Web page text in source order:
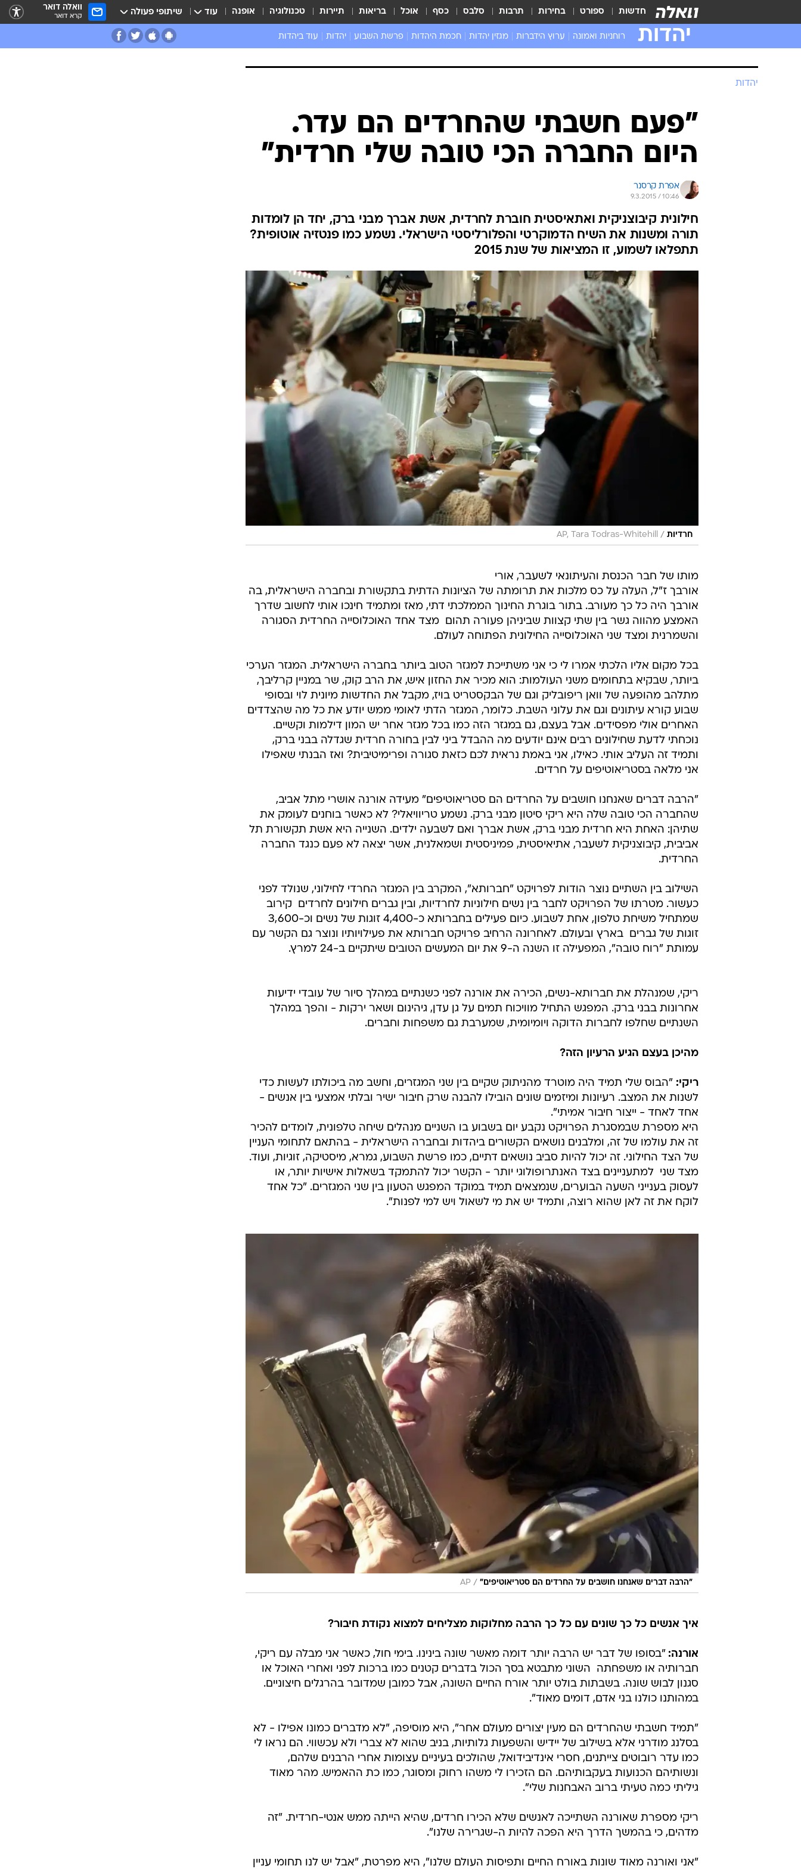
חדשות ספורט בחירות תרבות סלבס כסף אוכל בריאות תיירות טכנולוגיה אופנה עוד שיתופי פעולה וואלה דואר
קרא דואר
יהדות רוחניות ואמונה ערוץ הידברות מגזין יהדות חכמת היהדות פרשת השבוע יהדות עוד ביהדות
יהדות
"פעם חשבתי שהחרדים הם עדר.
היום החברה הכי טובה שלי חרדית"
אפרת קרסנר
9.3.2015 / 10:46
חילונית קיבוצניקית ואתאיסטית חוברת לחרדית, אשת אברך מבני ברק, יחד הן לומדות
תורה ומשנות את השיח הדמוקרטי והפלורליסטי הישראלי. נשמע כמו פנטזיה אוטופית?
תתפלאו לשמוע, זו המציאות של שנת 2015
חרדיות /
AP, Tara Todras-Whitehill
מותו של חבר הכנסת והעיתונאי לשעבר, אורי
אורבך ז"ל, העלה על כס מלכות את תרומתה של הציונות הדתית בתקשורת ובחברה הישראלית, בה
אורבך היה כל כך מעורב. בתור בוגרת החינוך הממלכתי דתי, מאז ומתמיד חינכו אותי לחשוב שדרך
האמצע מהווה גשר בין שתי קצוות שביניהן פעורה תהום  מצד אחד האוכלוסייה החרדית הסגורה
והשמרנית ומצד שני האוכלוסייה החילונית הפתוחה לעולם.
בכל מקום אליו הלכתי אמרו לי כי אני משתייכת למגזר הטוב ביותר בחברה הישראלית. המגזר הערכי
ביותר, שבקיא בתחומים משני העולמות: הוא מכיר את החזון איש, את הרב קוק, שר במניין קרליבך,
מתלהב מהופעה של וואן ריפובליק וגם של הבקסטריט בויז, מקבל את החדשות מיונית לוי ובסופי
שבוע קורא עיתונים וגם את עלוני השבת. כלומר, המגזר הדתי לאומי ממש יודע את כל מה שהצדדים
האחרים אולי מפסידים. אבל בעצם, גם במגזר הזה כמו בכל מגזר אחר יש המון דילמות וקשיים.
נוכחתי לדעת שחילונים רבים אינם יודעים מה ההבדל ביני לבין בחורה חרדית שגדלה בבני ברק,
ותמיד זה העליב אותי. כאילו, אני באמת נראית לכם כזאת סגורה ופרימיטיבית? ואז הבנתי שאפילו
אני מלאה בסטריאוטיפים על חרדים.
"הרבה דברים שאנחנו חושבים על החרדים הם סטריאוטיפים" מעידה אורנה אושרי מתל אביב,
שהחברה הכי טובה שלה היא ריקי סיטון מבני ברק. נשמע טריוויאלי? לא כאשר בוחנים לעומק את
שתיהן: האחת היא חרדית מבני ברק, אשת אברך ואם לשבעה ילדים. השנייה היא אשת תקשורת תל
אביבית, קיבוצניקית לשעבר, אתיאיסטית, פמיניסטית ושמאלנית, אשר יצאה לא פעם כנגד החברה
החרדית.
השילוב בין השתיים נוצר הודות לפרויקט "חברותא", המקרב בין המגזר החרדי לחילוני, שנולד לפני
כעשור. מטרתו של הפרויקט לחבר בין נשים חילוניות לחרדיות, ובין גברים חילונים לחרדים  קירוב
שמתחיל משיחת טלפון, אחת לשבוע. כיום פעילים בחברותא כ-4,400 זוגות של נשים וכ-3,600
זוגות של גברים  בארץ ובעולם. לאחרונה הרחיב פרויקט חברותא את פעילויותיו ונוצר גם הקשר עם
עמותת "רוח טובה", המפעילה זו השנה ה-9 את יום המעשים הטובים שיתקיים ב-24 למרץ.
ריקי, שמנהלת את חברותא-נשים, הכירה את אורנה לפני כשנתיים במהלך סיור של עובדי ידיעות
אחרונות בבני ברק. המפגש התחיל מוויכוח תמים על גן עדן, גיהינום ושאר ירקות - והפך במהלך
השנתיים שחלפו לחברות הדוקה ויומיומית, שמערבת גם משפחות וחברים.
מהיכן בעצם הגיע הרעיון הזה?
ריקי: "הבוס שלי תמיד היה מוטרד מהניתוק שקיים בין שני המגזרים, וחשב מה ביכולתו לעשות כדי
לשנות את המצב. רעיונות ומיזמים שונים הובילו להבנה שרק חיבור ישיר ובלתי אמצעי בין אנשים -
אחד לאחד - ייצור חיבור אמיתי".
היא מספרת שבמסגרת הפרויקט נקבע יום בשבוע בו השניים מנהלים שיחה טלפונית, לומדים להכיר
זה את עולמו של זה, ומלבנים נושאים הקשורים ביהדות ובחברה הישראלית - בהתאם לתחומי העניין
של הצד החילוני. זה יכול להיות סביב נושאים דתיים, כמו פרשת השבוע, גמרא, מיסטיקה, זוגיות, ועוד.
מצד שני  למתעניינים בצד האנתרופולוגי יותר - הקשר יכול להתמקד בשאלות אישיות יותר, או
לעסוק בענייני השעה הבוערים, שנמצאים תמיד במוקד המפגש הטעון בין שני המגזרים. "כל אחד
לוקח את זה לאן שהוא רוצה, ותמיד יש את מי לשאול ויש למי לפנות".
"הרבה דברים שאנחנו חושבים על החרדים הם סטריאוטיפים" /
AP
איך אנשים כל כך שונים עם כל כך הרבה מחלוקות מצליחים למצוא נקודת חיבור?
אורנה: "בסופו של דבר יש הרבה יותר דומה מאשר שונה בינינו. בימי חול, כאשר אני מבלה עם ריקי,
חברותיה או משפחתה  השוני מתבטא בסך הכול בדברים קטנים כמו ברכות לפני ואחרי האוכל או
סגנון לבוש שונה. בשבתות בולט יותר אורח החיים השונה, אבל כמובן שמדובר בהרגלים חיצוניים.
במהותנו כולנו בני אדם, דומים מאוד".
"תמיד חשבתי שהחרדים הם מעין יצורים מעולם אחר", היא מוסיפה, "לא מדברים כמונו אפילו - לא
בסלנג מודרני אלא בשילוב של יידיש והשפעות גלותיות, בניב שהוא לא צברי ולא עכשווי. הם נראו לי
כמו עדר רובוטים צייתנים, חסרי אינדיבידואל, שהולכים בעיניים עצומות אחרי הרבנים שלהם,
ונשותיהם הכנועות בעקבותיהם. הם הזכירו לי משהו רחוק ומסוגר, כמו כת ההאמיש. מהר מאוד
גיליתי כמה טעיתי ברוב האבחנות שלי".
ריקי מספרת שאורנה השתייכה לאנשים שלא הכירו חרדים, שהיא הייתה ממש אנטי-חרדית. "זה
מדהים, כי בהמשך הדרך היא הפכה להיות ה-שגרירה שלנו".
"אני ואורנה מאוד שונות באורח החיים ותפיסות העולם שלנו", היא מפרטת, "אבל יש לנו תחומי עניין